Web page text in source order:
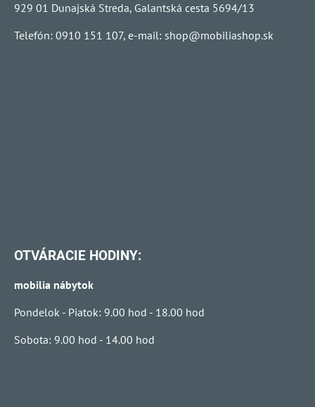
929 01 Dunajská Streda, Galantská cesta 5694/13
Telefón: 0910 151 107, e-mail: shop@mobiliashop.sk
OTVÁRACIE HODINY:
mobilia nábytok
Pondelok - Piatok: 9.00 hod - 18.00 hod
Sobota: 9.00 hod - 14.00 hod